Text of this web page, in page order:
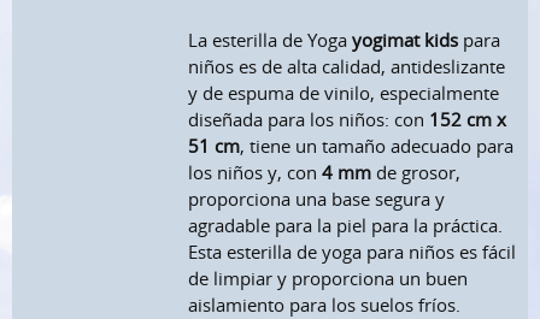
La esterilla de Yogayogimat kids para
niños es de alta calidad, antideslizante
y de espuma de vinilo, especialmente
diseñada para los niños: con 152 cm x
51 cm, tiene un tamaño adecuado para
los niños y, con4 mm de grosor,
proporciona una base segura y
agradable para la piel para la práctica.
Esta esterilla de yoga para niños es fácil
de limpiar y proporciona un buen
aislamiento para los suelos fríos.